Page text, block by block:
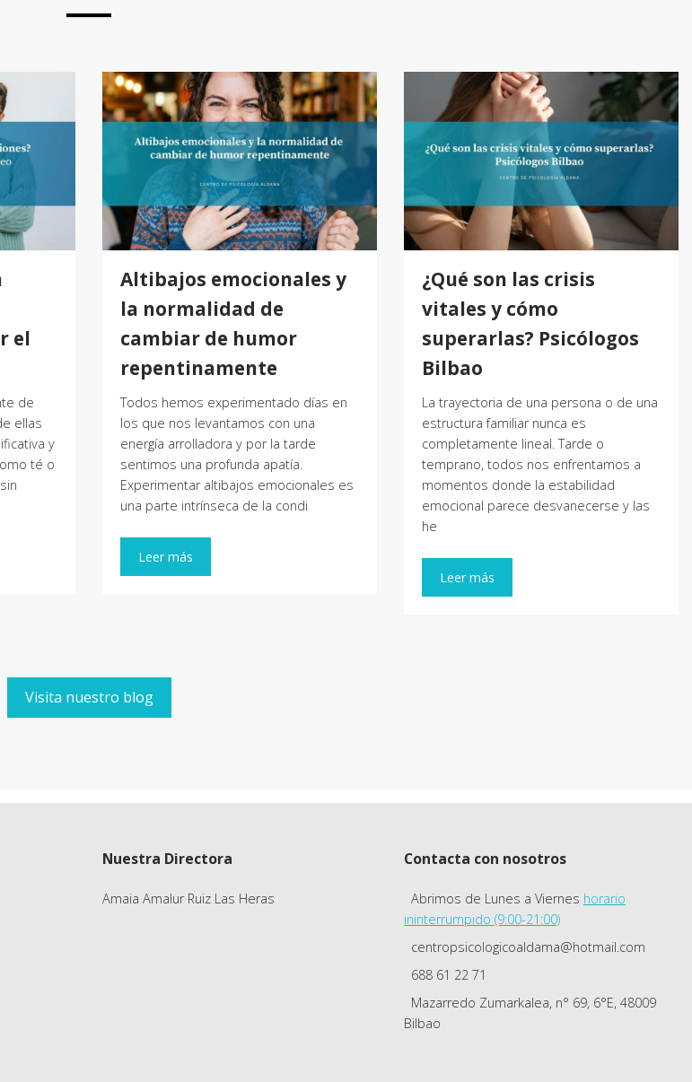
el
de
ellas
y
té o
Altibajos emocionales y
la normalidad de
cambiar de humor
repentinamente
Todos hemos experimentado días en
los que nos levantamos con una
energía arrolladora y por la tarde
sentimos una profunda apatía.
Experimentar altibajos emocionales es
una parte intrínseca de la condi
Leer más
¿Qué son las crisis
vitales y cómo
superarlas? Psicólogos
Bilbao
La trayectoria de una persona o de una
estructura familiar nunca es
completamente lineal. Tarde o
temprano, todos nos enfrentamos a
momentos donde la estabilidad
emocional parece desvanecerse y las
he
Leer más
Visita nuestro blog
Nuestra Directora
Amaia Amalur Ruiz Las Heras
Contacta con nosotros
Abrimos de Lunes a Viernes horario
ininterrumpido (9:00-21:00)
centropsicologicoaldama@hotmail.com
688 61 22 71
Mazarredo Zumarkalea, n° 69, 6°E, 48009
Bilbao